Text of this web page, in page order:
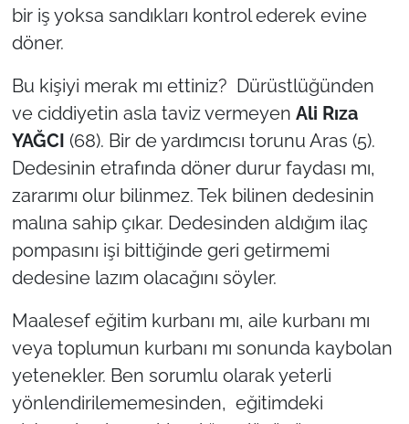
bir iş yoksa sandıkları kontrol ederek evine
döner.
Bu kişiyi merak mı ettiniz? Dürüstlüğünden
ve ciddiyetin asla taviz vermeyen Ali Rıza
YAĞCI (68). Bir de yardımcısı torunu Aras (5).
Dedesinin etrafında döner durur faydası mı,
zararımı olur bilinmez. Tek bilinen dedesinin
malına sahip çıkar. Dedesinden aldığım ilaç
pompasını işi bittiğinde geri getirmemi
dedesine lazım olacağını söyler.
Maalesef eğitim kurbanı mı, aile kurbanı mı
veya toplumun kurbanı mı sonunda kaybolan
yetenekler. Ben sorumlu olarak yeterli
yönlendirilememesinden, eğitimdeki